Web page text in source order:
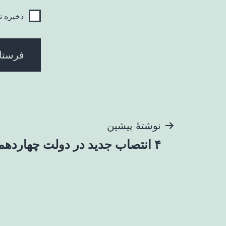
ذخیره
راهبری
نوشتهٔ پیشین
۴ انتصاب جدید در دولت چهاردهم